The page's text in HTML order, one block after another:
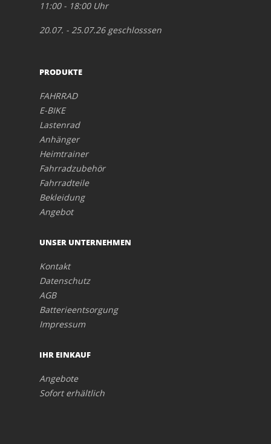
11:00 - 18:00 Uhr
20.07. - 25.07.26 geschlosssen
PRODUKTE
FAHRRAD
E-BIKE
Lastenrad
Anhänger
Heimtrainer
Fahrradzubehör
Fahrradteile
Bekleidung
Angebot
UNSER UNTERNEHMEN
Kontakt
Datenschutz
AGB
Batterieentsorgung
Impressum
IHR EINKAUF
Angebote
Sofort erhältlich